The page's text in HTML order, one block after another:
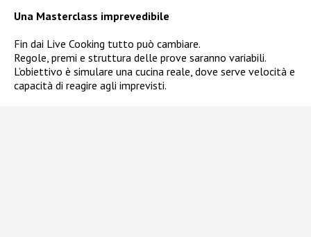
Una Masterclass imprevedibile
Fin dai Live Cooking tutto può cambiare.
Regole, premi e struttura delle prove saranno variabili.
L’obiettivo è simulare una cucina reale, dove serve velocità e
capacità di reagire agli imprevisti.